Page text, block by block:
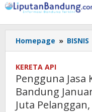
Lewati
konten
Homepage » BISNIS
KERETA API
Pengguna Jasa
Bandung
Juta